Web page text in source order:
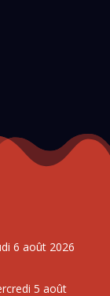
6 août 2026
5 août